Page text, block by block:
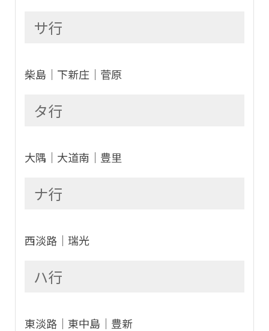
サ行
柴島│下新庄│菅原
タ行
大隅│大道南│豊里
ナ行
西淡路│瑞光
ハ行
東淡路│東中島│豊新